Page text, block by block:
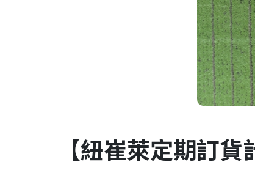
【紐崔萊定期訂